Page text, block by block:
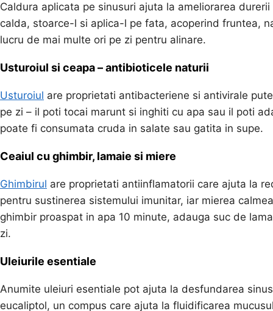
Caldura aplicata pe sinusuri ajuta la ameliorarea
calda, stoarce-l si aplica-l pe fata, acoperind fruntea,
lucru de mai multe ori pe zi pentru alinare.
Usturoiul si ceapa – antibioticele naturii
Usturoiul are proprietati antibacteriene si antivirale
pe zi – il poti tocai marunt si inghiti cu apa sau il poti
poate fi consumata cruda in salate sau gatita in supe.
Ceaiul cu ghimbir, lamaie si miere
Ghimbirul are proprietati antiinflamatorii care ajuta la
pentru sustinerea sistemului imunitar, iar mierea
ghimbir proaspat in apa 10 minute, adauga suc de
zi.
Uleiurile esentiale
Anumite uleiuri esentiale pot ajuta la desfundarea
eucaliptol, un compus care ajuta la fluidificarea